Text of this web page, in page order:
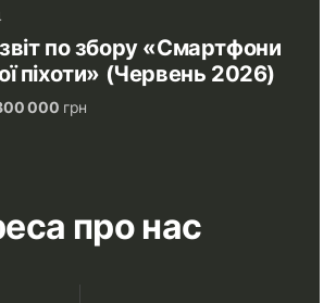
по збору «Смартфони
піхоти» (Червень 2026)
000 грн
про нас